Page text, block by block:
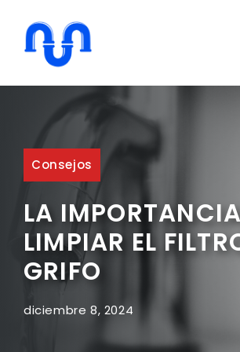
contenido
Consejos
LA
LIMPIAR EL
GRIFO
diciembre 8, 2024